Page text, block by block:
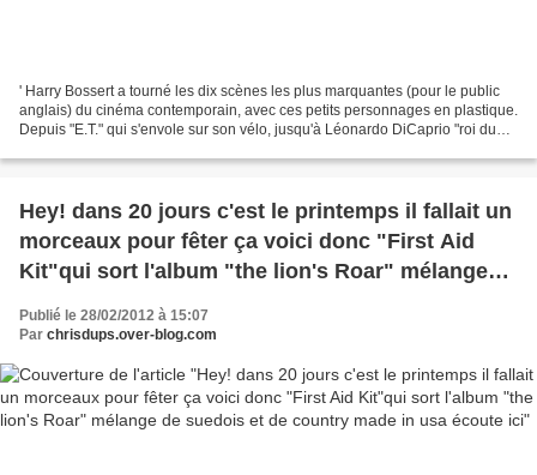
' Harry Bossert a tourné les dix scènes les plus marquantes (pour le public
anglais) du cinéma contemporain, avec ces petits personnages en plastique.
Depuis "E.T." qui s'envole sur son vélo, jusqu'à Léonardo DiCaprio "roi du
Hey! dans 20 jours c'est le printemps il fallait un
morceaux pour fêter ça voici donc "First Aid
Kit"qui sort l'album "the lion's Roar" mélange
Publié le 28/02/2012 à 15:07
Par chrisdups.over-blog.com